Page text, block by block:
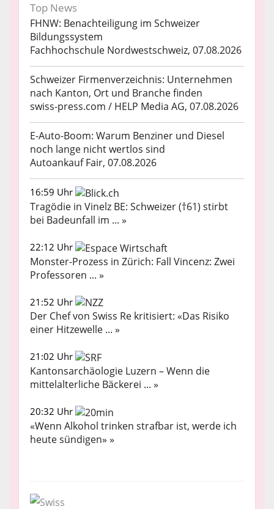
Top News
FHNW: Benachteiligung im Schweizer
Bildungssystem
Fachhochschule Nordwestschweiz, 07.08.2026
Schweizer Firmenverzeichnis: Unternehmen
nach Kanton, Ort und Branche finden
swiss-press.com / HELP Media AG, 07.08.2026
E-Auto-Boom: Warum Benziner und Diesel
noch lange nicht wertlos sind
Autoankauf Fair, 07.08.2026
16:59 Uhr
Tragödie in Vinelz BE: Schweizer (†61) stirbt
bei Badeunfall im ... »
22:12 Uhr
Monster-Prozess in Zürich: Fall Vincenz: Zwei
Professoren ... »
21:52 Uhr
Der Chef von Swiss Re kritisiert: «Das Risiko
einer Hitzewelle ... »
21:02 Uhr
Kantonsarchäologie Luzern – Wenn die
mittelalterliche Bäckerei ... »
20:32 Uhr
«Wenn Alkohol trinken strafbar ist, werde ich
heute sündigen» »